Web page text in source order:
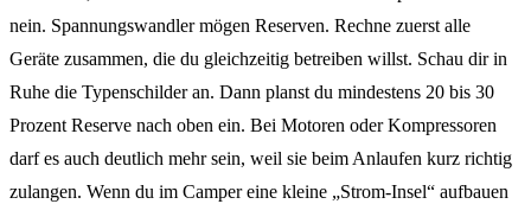
nein. Spannungswandler mögen Reserven. Rechne zuerst alle
Geräte zusammen, die du gleichzeitig betreiben willst. Schau dir in
Ruhe die Typenschilder an. Dann planst du mindestens 20 bis 30
Prozent Reserve nach oben ein. Bei Motoren oder Kompressoren
darf es auch deutlich mehr sein, weil sie beim Anlaufen kurz richtig
zulangen. Wenn du im Camper eine kleine „Strom-Insel“ aufbauen